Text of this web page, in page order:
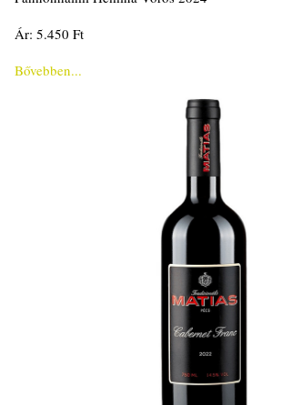
Ár: 5.450 Ft
Bővebben...